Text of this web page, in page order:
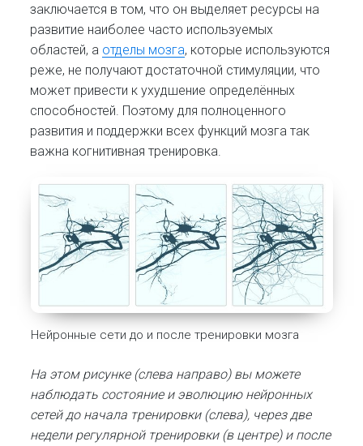
заключается в том, что он выделяет ресурсы на
развитие наиболее часто используемых
областей, а отделы мозга, которые используются
реже, не получают достаточной стимуляции, что
может привести к ухудшение определённых
способностей. Поэтому для полноценного
развития и поддержки всех функций мозга так
важна когнитивная тренировка.
Нейронные сети до и после тренировки мозга
На этом рисунке (слева направо) вы можете
наблюдать состояние и эволюцию нейронных
сетей до начала тренировки (слева), через две
недели регулярной тренировки (в центре) и после